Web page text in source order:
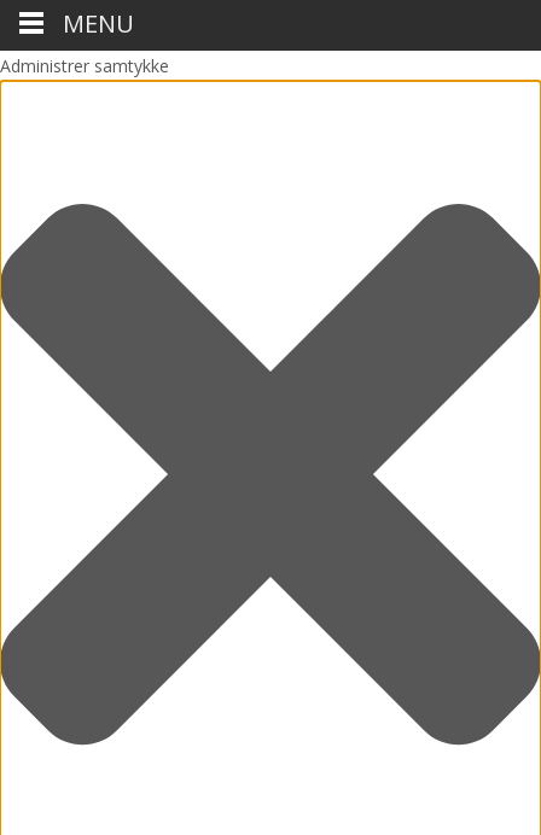
Administrer samtykke
MENU